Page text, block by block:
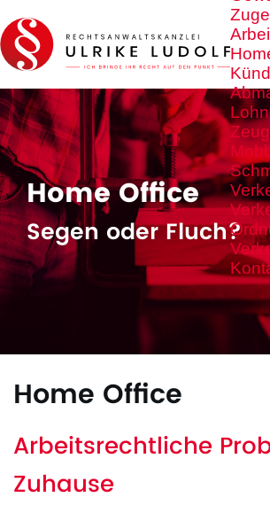
Home Office
Segen oder Fluch?
Home Office
Arbeitsrechtliche
Zuhause